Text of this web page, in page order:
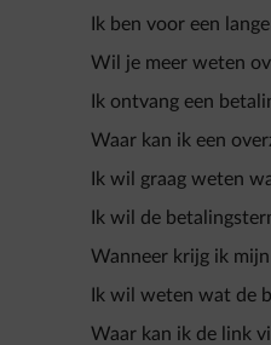
Ik ben voor een
Wil je meer weten
Ik ontvang een
Waar kan ik een
Ik wil graag weten
Ik wil de
Wanneer krijg ik
Ik wil weten wat de
Waar kan ik de link